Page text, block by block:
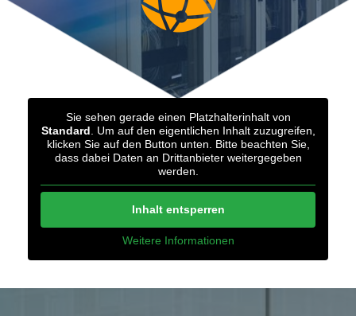
Sie sehen gerade einen Platzhalterinhalt von
Standard . Um auf den eigentlichen Inhalt zuzugreifen,
klicken Sie auf den Button unten. Bitte beachten Sie,
dass dabei Daten an Drittanbieter weitergegeben
werden.
Inhalt entsperren
Weitere Informationen